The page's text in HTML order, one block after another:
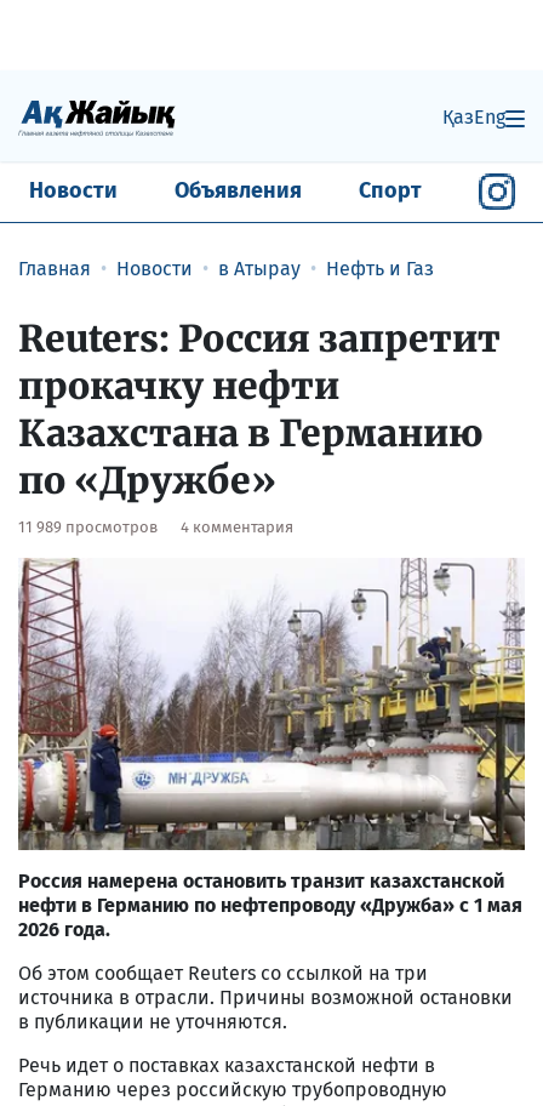
ҚазEng
Новости Объявления Спорт
Главная Новости в Атырау Нефть и Газ
Reuters: Россия запретит
прокачку нефти
Казахстана в Германию
по «Дружбе»
11 989 просмотров 4 комментария
Россия намерена остановить транзит казахстанской
нефти в Германию по нефтепроводу «Дружба» с 1 мая
2026 года.
Об этом сообщает Reuters со ссылкой на три
источника в отрасли. Причины возможной остановки
в публикации не уточняются.
Речь идет о поставках казахстанской нефти в
Германию через российскую трубопроводную